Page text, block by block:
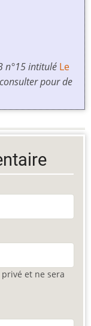
n°15 intitulé Le
pour de
et ne sera